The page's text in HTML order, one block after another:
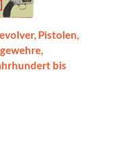
Pistolen,
bis